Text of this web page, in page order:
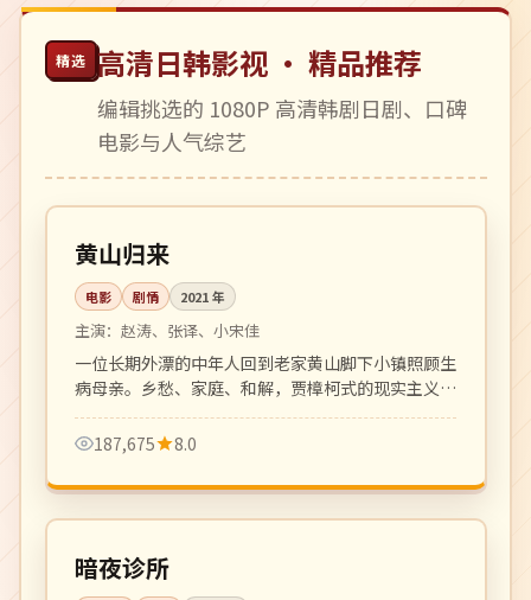
精选 高清日韩影视 · 精品推荐
编辑挑选的 1080P 高清韩剧日剧、口碑
电影与人气综艺
中国
高分
黄山归来
电影 剧情 2021年
主演： 赵涛、张译、小宋佳
一位长期外漂的中年人回到老家黄山脚下小镇照顾生
病母亲。乡愁、家庭、和解，贾樟柯式的现实主义平
静叙事。
187,675
8.0
日本
完结 全 10 集
暗夜诊所